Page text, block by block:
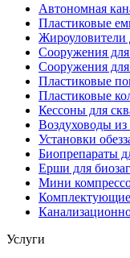
Автономная
Пластиковые
Жироуловители
Сооружения
Сооружения
Пластиковые
Пластиковые
Кессоны для
Воздуховоды
Установки
Биопрепараты
Ерши для
Мини
Комплектующие
Услуги